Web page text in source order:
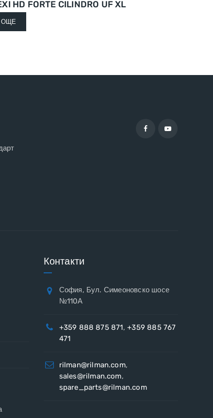
HD FORTE CILINDRO UF XL
ОЩЕ
Контакти
София, Бул. Симеоновско шосе
№110А
+359 888 875 871,+359 885 767
471
rilman@rilman.com,
sales@rilman.com,
spare_parts@rilman.com